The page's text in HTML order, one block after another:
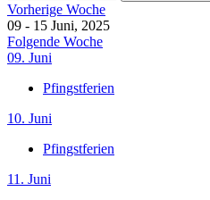
Vorherige Woche
09 - 15 Juni, 2025
Folgende Woche
09. Juni
Pfingstferien
10. Juni
Pfingstferien
11. Juni